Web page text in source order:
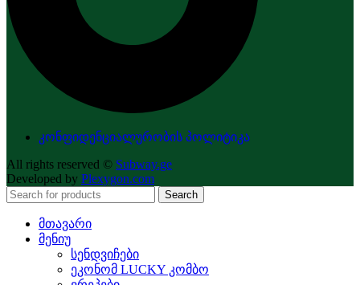
კონფიდენციალურობის პოლიტიკა
All rights reserved © Subway.ge
Developed by Plexygon.com
Search
მთავარი
მენიუ
სენდვიჩები
ეკონომ LUCKY კომბო